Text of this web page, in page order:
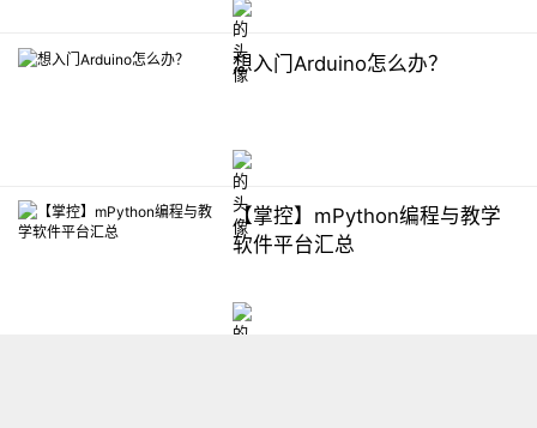
想入门Arduino怎么办？
【掌控】mPython编程与教学
软件平台汇总